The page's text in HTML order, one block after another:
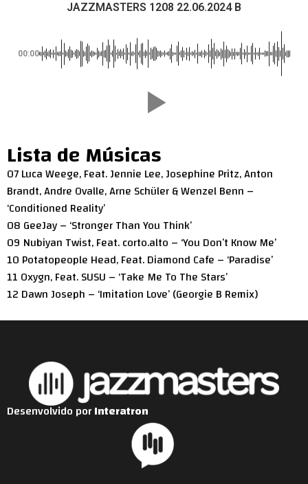
JAZZMASTERS 1208 22.06.2024 B
00:00
Lista de Músicas
07 Luca Weege, Feat. Jennie Lee, Josephine Pritz, Anton
Brandt, Andre Ovalle, Arne Schüler & Wenzel Benn –
‘Conditioned Reality’
08 GeeJay – ‘Stronger Than You Think’
09 Nubiyan Twist, Feat. corto.alto – ‘You Don’t Know Me’
10 Potatopeople Head, Feat. Diamond Cafe – ‘Paradise’
11 Oxygn, Feat. SUSU – ‘Take Me To The Stars’
12 Dawn Joseph – ‘Imitation Love’ (Georgie B Remix)
Desenvolvido porInteratron